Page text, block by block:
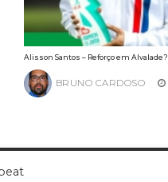
Alisson Santos – Reforço em Alvalade?
BRUNO CARDOSO